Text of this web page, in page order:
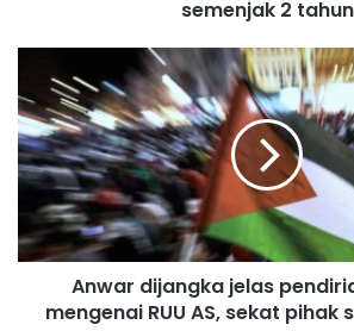
n
g
m
e
b
e
semenjak 2 tahun
w
a
r
d
j
a
Anwar dijangka jelas
mengenai RUU AS, sekat pihak